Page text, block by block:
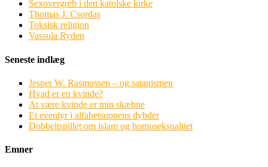
Sexovergreb i den katolske kirke
Thomas J. Csordas
Toksisk religion
Vassula Ryden
Seneste indlæg
Jesper W. Rasmussen – og satanismen
Hvad er en kvinde?
At være kvinde er min skæbne
Et eventyr i alfabetsuppens dybder
Dobbeltspillet om islam og homoseksualitet
Emner